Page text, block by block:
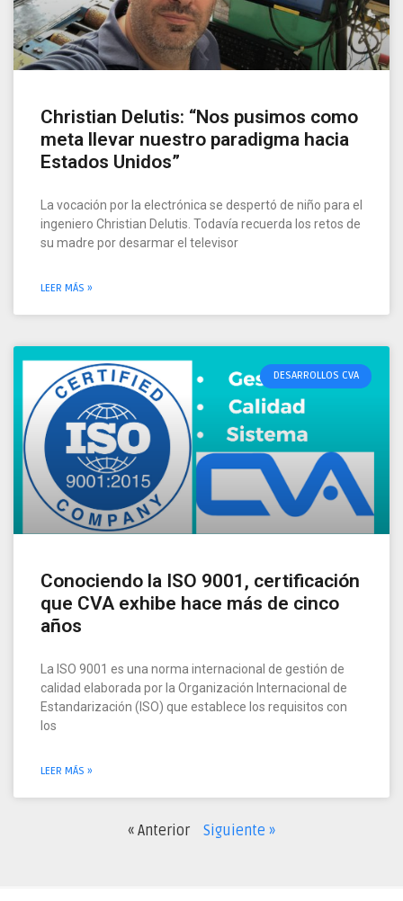
Christian Delutis: “Nos pusimos como
meta llevar nuestro paradigma hacia
Estados Unidos”
La vocación por la electrónica se despertó de niño para el
ingeniero Christian Delutis. Todavía recuerda los retos de
su madre por desarmar el televisor
LEER MÁS »
DESARROLLOS CVA
Conociendo la ISO 9001, certificación
que CVA exhibe hace más de cinco
años
La ISO 9001 es una norma internacional de gestión de
calidad elaborada por la Organización Internacional de
Estandarización (ISO) que establece los requisitos con
los
LEER MÁS »
« Anterior Siguiente »